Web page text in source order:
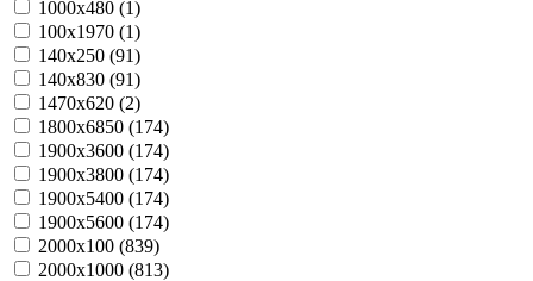
1000х480 (1)
100х1970 (1)
140х250 (91)
140х830 (91)
1470х620 (2)
1800х6850 (174)
1900х3600 (174)
1900х3800 (174)
1900х5400 (174)
1900х5600 (174)
2000х100 (839)
2000х1000 (813)